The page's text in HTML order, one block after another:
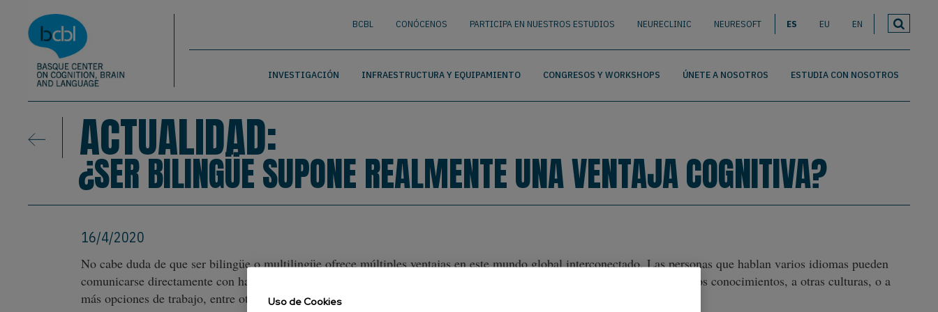
Basque Center on Cognition, Brain & Language
BCBL CONÓCENOS PARTICIPA EN NUESTROS ESTUDIOS NEURECLINIC NEURESOFT ES EU EN
BUSCAR
INVESTIGACIÓN INFRAESTRUCTURA Y EQUIPAMIENTO CONGRESOS Y WORKSHOPS ÚNETE A NOSOTROS ESTUDIA CON NOSOTROS
ACTUALIDAD:
¿SER BILINGÜE SUPONE REALMENTE UNA VENTAJA COGNITIVA?
16/4/2020
No cabe duda de que ser bilingüe o multilingüe ofrece múltiples ventajas en este mundo global interconectado. Las personas que hablan varios idiomas pueden
comunicarse directamente con hablantes de otras lenguas y, por lo tanto, tener un acceso directo, sin intermediarios, a otros conocimientos, a otras culturas, o a
más opciones de trabajo, entre otros beneficios.
Uso de Cookies